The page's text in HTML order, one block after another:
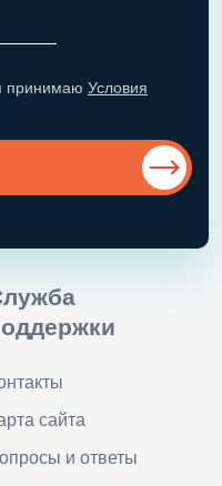
принимаю Условия
сайта
и ответы